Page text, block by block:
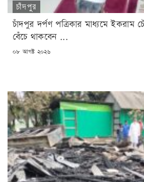
চাঁদপুর
চাঁদপুর দর্পণ পত্রিকার মাধ্যমে ইকরাম
বেঁচে থাকবেন ...
POSTED
০৮ আগষ্ট ২০২৬